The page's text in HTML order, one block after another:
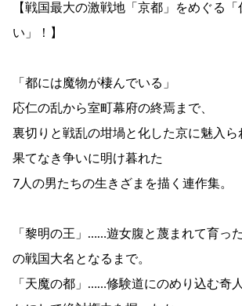
【戦国最大の激戦地「京都」をめぐる
い」！】
「都には魔物が棲んでいる」
応仁の乱から室町幕府の終焉まで、
裏切りと戦乱の坩堝と化した京に魅入ら
果てなき争いに明け暮れた
7人の男たちの生きざまを描く連作集。
「黎明の王」……遊女腹と蔑まれて育っ
の戦国大名となるまで。
「天魔の都」……修験道にのめり込む奇